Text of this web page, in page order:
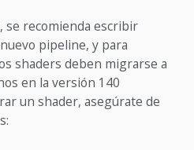
se recomienda escribir
pipeline, y para
shaders deben migrarse a
en la versión 140
un shader, asegúrate de